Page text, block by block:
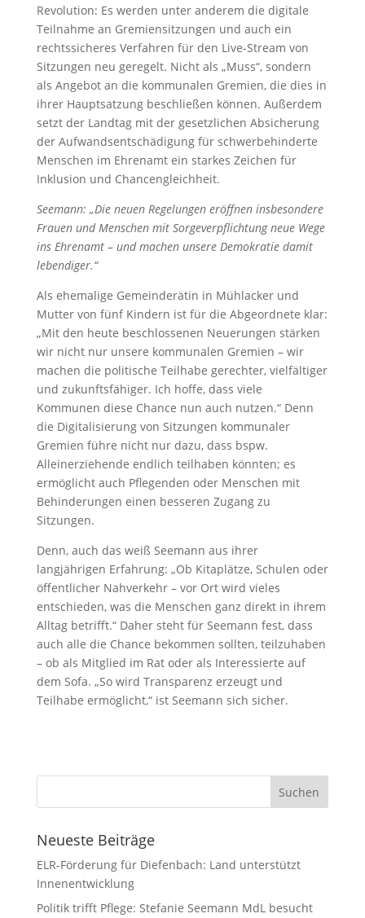
Revolution: Es werden unter anderem die digitale
Teilnahme an Gremiensitzungen und auch ein
rechtssicheres Verfahren für den Live-Stream von
Sitzungen neu geregelt. Nicht als „Muss“, sondern
als Angebot an die kommunalen Gremien, die dies in
ihrer Hauptsatzung beschließen können. Außerdem
setzt der Landtag mit der gesetzlichen Absicherung
der Aufwandsentschädigung für schwerbehinderte
Menschen im Ehrenamt ein starkes Zeichen für
Inklusion und Chancengleichheit.
Seemann: „Die neuen Regelungen eröffnen insbesondere
Frauen und Menschen mit Sorgeverpflichtung neue Wege
ins Ehrenamt – und machen unsere Demokratie damit
lebendiger.“
Als ehemalige Gemeinderätin in Mühlacker und
Mutter von fünf Kindern ist für die Abgeordnete klar:
„Mit den heute beschlossenen Neuerungen stärken
wir nicht nur unsere kommunalen Gremien – wir
machen die politische Teilhabe gerechter, vielfältiger
und zukunftsfähiger. Ich hoffe, dass viele
Kommunen diese Chance nun auch nutzen.“ Denn
die Digitalisierung von Sitzungen kommunaler
Gremien führe nicht nur dazu, dass bspw.
Alleinerziehende endlich teilhaben könnten; es
ermöglicht auch Pflegenden oder Menschen mit
Behinderungen einen besseren Zugang zu
Sitzungen.
Denn, auch das weiß Seemann aus ihrer
langjährigen Erfahrung: „Ob Kitaplätze, Schulen oder
öffentlicher Nahverkehr – vor Ort wird vieles
entschieden, was die Menschen ganz direkt in ihrem
Alltag betrifft.“ Daher steht für Seemann fest, dass
auch alle die Chance bekommen sollten, teilzuhaben
– ob als Mitglied im Rat oder als Interessierte auf
dem Sofa. „So wird Transparenz erzeugt und
Teilhabe ermöglicht,“ ist Seemann sich sicher.
Neueste Beiträge
ELR-Förderung für Diefenbach: Land unterstützt
Innenentwicklung
Politik trifft Pflege: Stefanie Seemann MdL besucht